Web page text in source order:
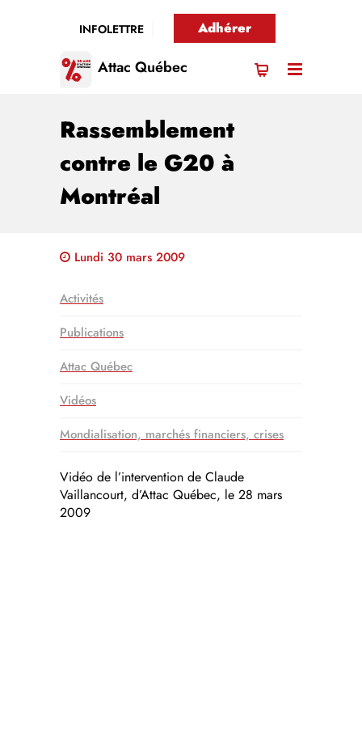
INFOLETTRE Adhérer
Attac Québec
Rassemblement
contre le G20 à
Montréal
Lundi 30 mars 2009
Activités
Publications
Attac Québec
Vidéos
Mondialisation, marchés financiers, crises
Vidéo de l’intervention de Claude
Vaillancourt, d’Attac Québec, le 28 mars
2009